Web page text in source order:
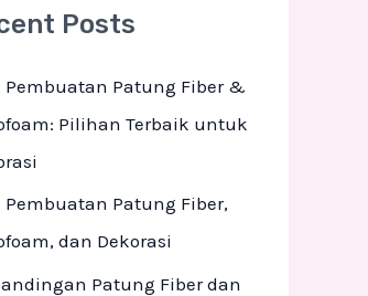
Posts
Pembuatan Patung Fiber &
Pilihan Terbaik untuk
Pembuatan Patung Fiber,
dan Dekorasi
Patung Fiber dan